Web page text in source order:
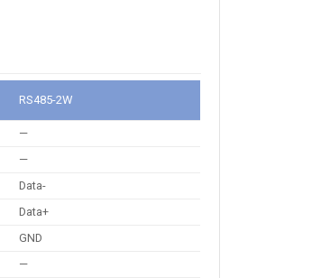
RS485-2W
—
—
Data-
Data+
GND
—